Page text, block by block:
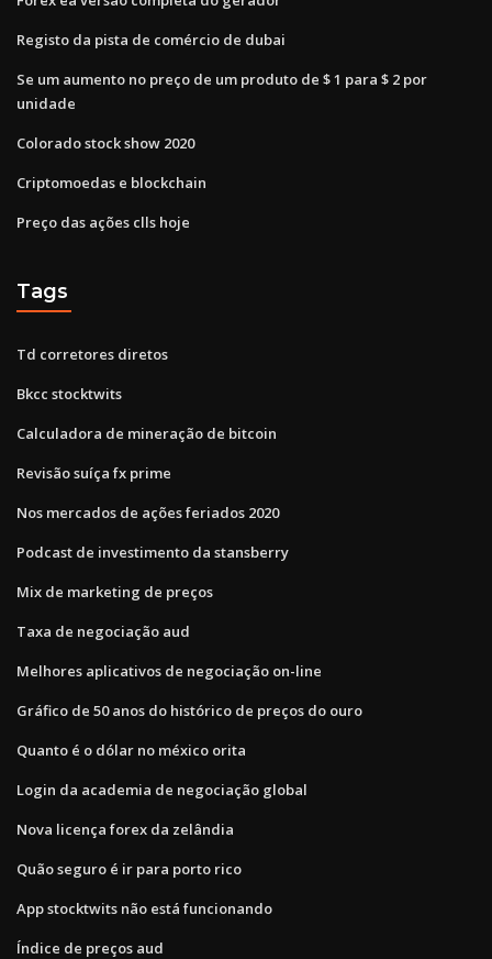
Registo da pista de comércio de dubai
Se um aumento no preço de um produto de $ 1 para $ 2 por
unidade
Colorado stock show 2020
Criptomoedas e blockchain
Preço das ações clls hoje
Tags
Td corretores diretos
Bkcc stocktwits
Calculadora de mineração de bitcoin
Revisão suíça fx prime
Nos mercados de ações feriados 2020
Podcast de investimento da stansberry
Mix de marketing de preços
Taxa de negociação aud
Melhores aplicativos de negociação on-line
Gráfico de 50 anos do histórico de preços do ouro
Quanto é o dólar no méxico orita
Login da academia de negociação global
Nova licença forex da zelândia
Quão seguro é ir para porto rico
App stocktwits não está funcionando
Índice de preços aud